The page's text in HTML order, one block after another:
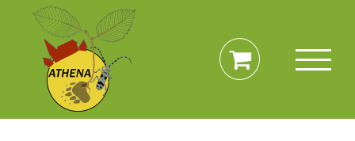
Passer
contenu